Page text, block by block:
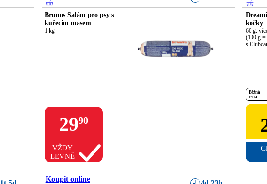
Brunos Salám pro psy s
kuřecím masem
1 kg
2990
VŽDY
LEVNĚ
kočky
60 g,
(100 g =
s
Běžná
cena
Koupit online